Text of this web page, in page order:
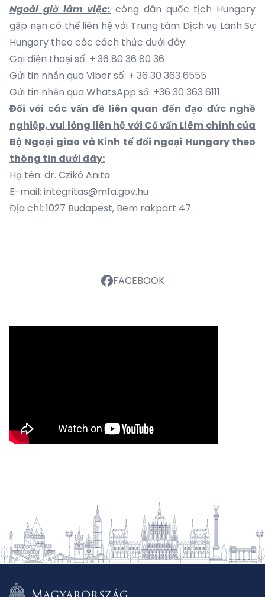
Ngoài giờ làm việc: công dân quốc tịch Hungary
gặp nạn có thể liên hệ với Trung tâm Dịch vụ Lãnh Sự
Hungary theo các cách thức dưới đây:
Gọi điện thoại số: + 36 80 36 80 36
Gửi tin nhắn qua Viber số: + 36 30 363 6555
Gửi tin nhắn qua WhatsApp số: +36 30 363 6111
Đối với các vấn đề liên quan đến đạo đức nghề
nghiệp, vui lòng liên hệ với Cố vấn Liêm chính của
Bộ Ngoại giao và Kinh tế đối ngoại Hungary theo
thông tin dưới đây:
Họ tên: dr. Czikó Anita
E-mail: integritas@mfa.gov.hu
Địa chỉ: 1027 Budapest, Bem rakpart 47.
FACEBOOK